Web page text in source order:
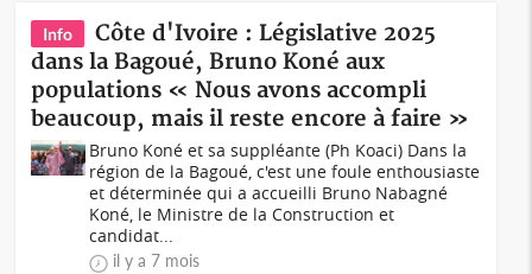
Info
Côte d'Ivoire : Législative 2025
dans la Bagoué, Bruno Koné aux
populations « Nous avons accompli
beaucoup, mais il reste encore à faire »
Bruno Koné et sa suppléante (Ph Koaci) Dans la
région de la Bagoué, c'est une foule enthousiaste
et déterminée qui a accueilli Bruno Nabagné
Koné, le Ministre de la Construction et
candidat...
il y a 7 mois